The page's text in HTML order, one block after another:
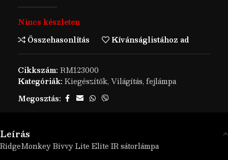
Nincs készleten
Összehasonlítás
Kívánságlistához ad
Cikkszám: RM123000
Kategóriák: Kiegészítők, Világítás, fejlámpa
Megosztás:
Leírás
RidgeMonkey Bivvy Lite Elite IR sátorlámpa